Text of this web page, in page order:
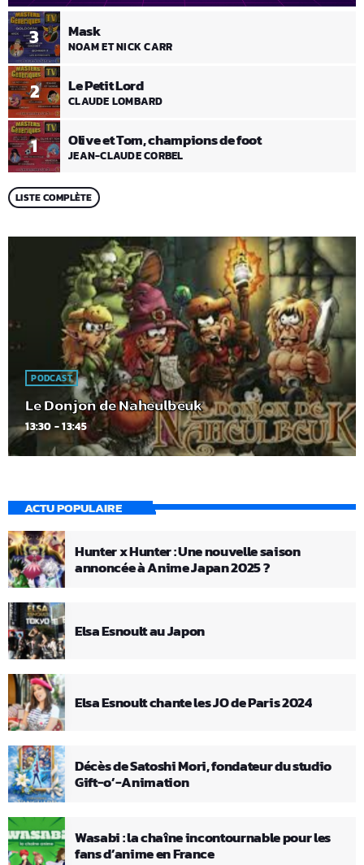
1 Olive et Tom, champions de foot
JEAN-CLAUDE CORBEL
2 Le Petit Lord
CLAUDE LOMBARD
3 Mask
NOAM ET NICK CARR
LISTE COMPLÈTE
PODCAST
Le Donjon de Naheulbeuk
13:30 - 13:45
ACTU POPULAIRE
Hunter x Hunter : Une nouvelle saison
annoncée à Anime Japan 2025 ?
Elsa Esnoult au Japon
Elsa Esnoult chante les JO de Paris 2024
Décès de Satoshi Mori, fondateur du studio
Gift-o’-Animation
Wasabi : la chaîne incontournable pour les
fans d’anime en France